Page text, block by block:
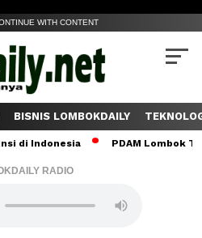
WITH CONTENT
BISNIS LOMBOKDAILY
PDAM Lombok Tengah
RADIO